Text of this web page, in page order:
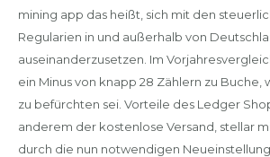
mining app das heißt, sich mit den
Regularien in und außerhalb von
auseinanderzusetzen. Im
ein Minus von knapp 28 Zählern zu Buche,
zu befürchten sei. Vorteile des Ledger
anderem der kostenlose Versand, stellar
durch die nun notwendigen